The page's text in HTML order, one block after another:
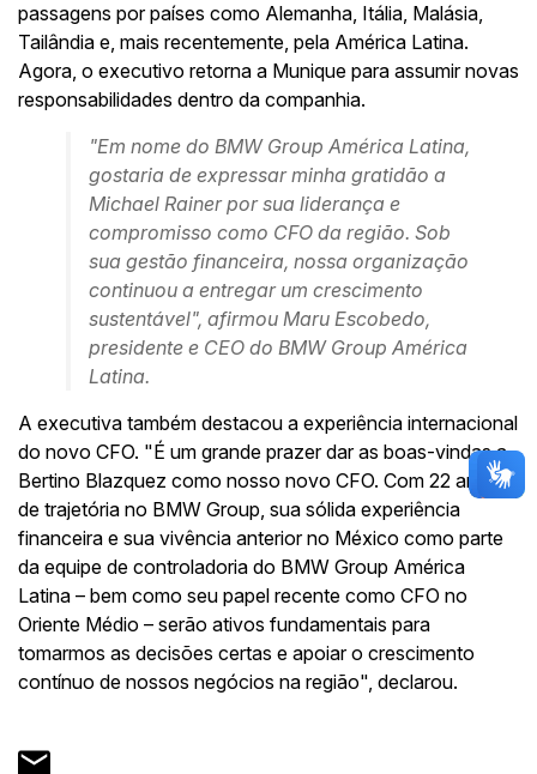
passagens por países como Alemanha, Itália, Malásia,
Tailândia e, mais recentemente, pela América Latina.
Agora, o executivo retorna a Munique para assumir novas
responsabilidades dentro da companhia.
"Em nome do BMW Group América Latina,
gostaria de expressar minha gratidão a
Michael Rainer por sua liderança e
compromisso como CFO da região. Sob
sua gestão financeira, nossa organização
continuou a entregar um crescimento
sustentável", afirmou Maru Escobedo,
presidente e CEO do BMW Group América
Latina.
A executiva também destacou a experiência internacional
do novo CFO. "É um grande prazer dar as boas-vindas a
Bertino Blazquez como nosso novo CFO. Com 22 anos
de trajetória no BMW Group, sua sólida experiência
financeira e sua vivência anterior no México como parte
da equipe de controladoria do BMW Group América
Latina – bem como seu papel recente como CFO no
Oriente Médio – serão ativos fundamentais para
tomarmos as decisões certas e apoiar o crescimento
contínuo de nossos negócios na região", declarou.